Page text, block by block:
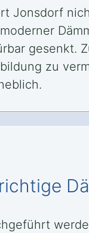
Jonsdorf
gesenkt.
zu